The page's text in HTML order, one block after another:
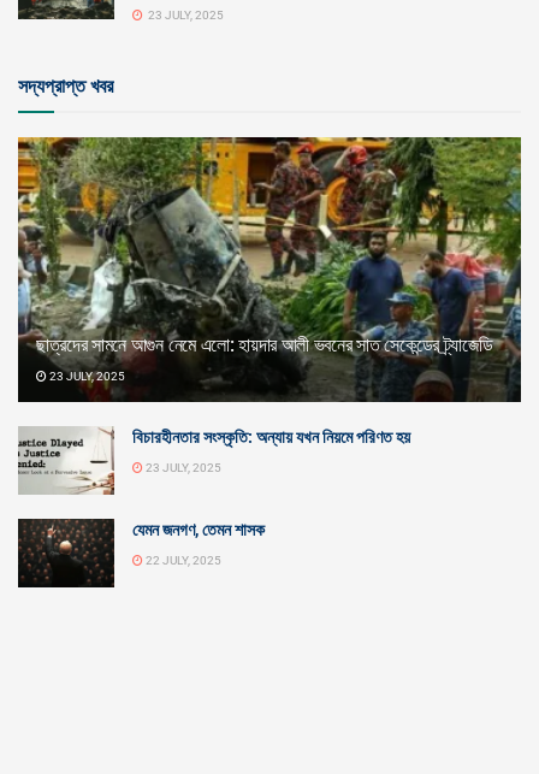
23 JULY, 2025
সদ্যপ্রাপ্ত খবর
ছাত্রদের সামনে আগুন নেমে এলো: হায়দার আলী ভবনের সাত সেকেন্ডের ট্র্যাজেডি
23 JULY, 2025
বিচারহীনতার সংস্কৃতি: অন্যায় যখন নিয়মে পরিণত হয়
23 JULY, 2025
যেমন জনগণ, তেমন শাসক
22 JULY, 2025